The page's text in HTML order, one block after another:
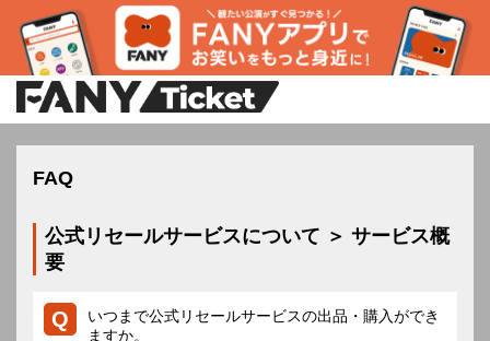
FAQ
公式リセールサービスについて ＞ サービス概
要
いつまで公式リセールサービスの出品・購入ができ
ますか。